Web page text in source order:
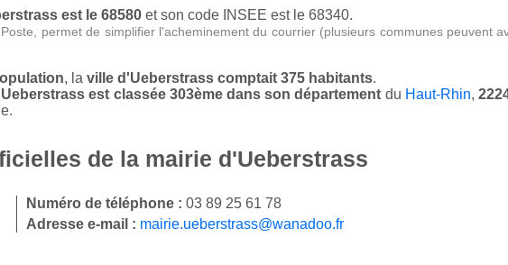
est le 68580 et son code INSEE est le 68340.
permet de simplifier l'acheminement du courrier (plusieurs communes peuvent
, la ville d'Ueberstrass comptait 375 habitants.
est classée 303ème dans son département du Haut-Rhin,
de la mairie d'Ueberstrass
Numéro de téléphone : 03 89 25 61 78
Adresse e-mail : mairie.ueberstrass@wanadoo.fr